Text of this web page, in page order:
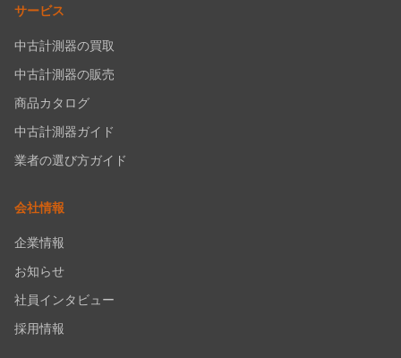
サービス
中古計測器の買取
中古計測器の販売
商品カタログ
中古計測器ガイド
業者の選び方ガイド
会社情報
企業情報
お知らせ
社員インタビュー
採用情報